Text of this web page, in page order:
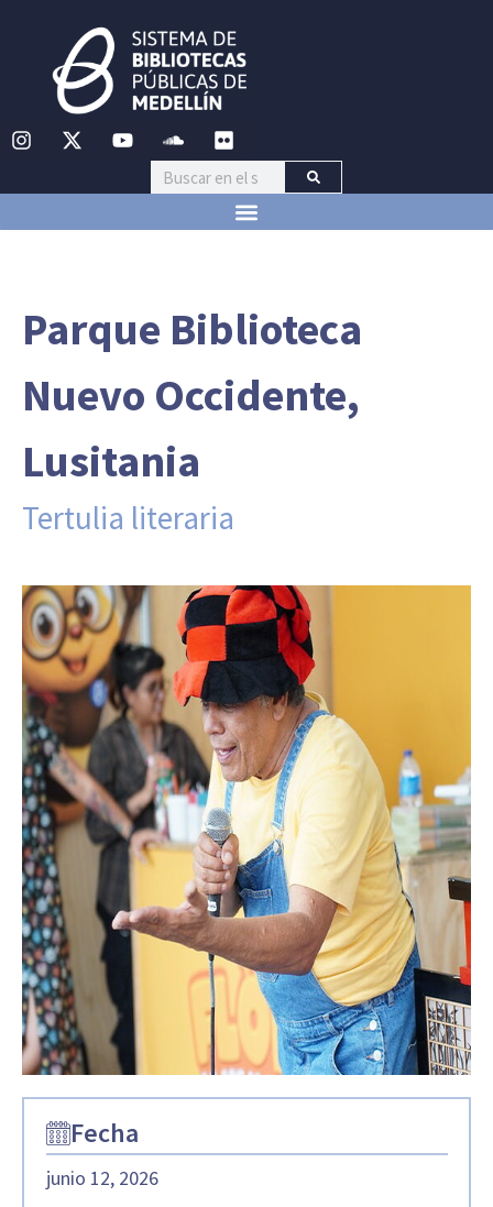
Parque Biblioteca
Nuevo Occidente,
Lusitania
Tertulia literaria
Fecha
junio 12, 2026